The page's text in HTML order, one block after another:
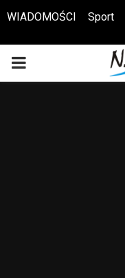
Otwórz pasek narzędzi
WIADOMOŚCI Sport
PRIMARY